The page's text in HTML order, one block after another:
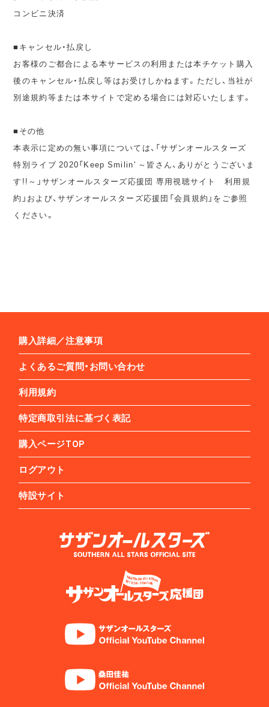
コンビニ決済
■キャンセル・払戻し
お客様のご都合による本サービスの利用または本チケット購入
後のキャンセル・払戻し等はお受けしかねます。ただし、当社が
別途規約等または本サイトで定める場合には対応いたします。
■その他
本表示に定めの無い事項については、「サザンオールスターズ
特別ライブ 2020「Keep Smilin' ～皆さん、ありがとうございま
す!!～」サザンオールスターズ応援団 専用視聴サイト 利用規
約」および、サザンオールスターズ応援団「会員規約」をご参照
ください。
購入詳細／注意事項
よくあるご質問・お問い合わせ
利用規約
特定商取引法に基づく表記
購入ページTOP
ログアウト
特設サイト